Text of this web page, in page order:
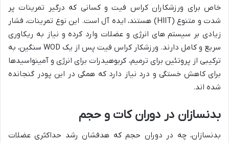
خاص برای ورزشکاران کراس فیت و کسانی که درگیر تمرینات پر
شدت و متنوع (HIIT) هستند، ایده آل است. این نوع تمرینات، فشار
زیادی بر سیستم های انرژی و عضلات وارد کرده و نیاز به ریکاوری
سریع و کامل دارند. ورزشکار کراس فیت پس از یک WOD سنگین، به
ترکیبی از پروتئین برای ترمیم، کربوهیدرات برای انرژی و آمینواسیدها
برای کاهش خستگی و درد نیاز دارد که همگی در این پودر گنجانده
شده اند.
بدنسازان در دوران کات و حجم
بدنسازان، چه در دوران حجم که هدفشان رشد حداکثری عضلات